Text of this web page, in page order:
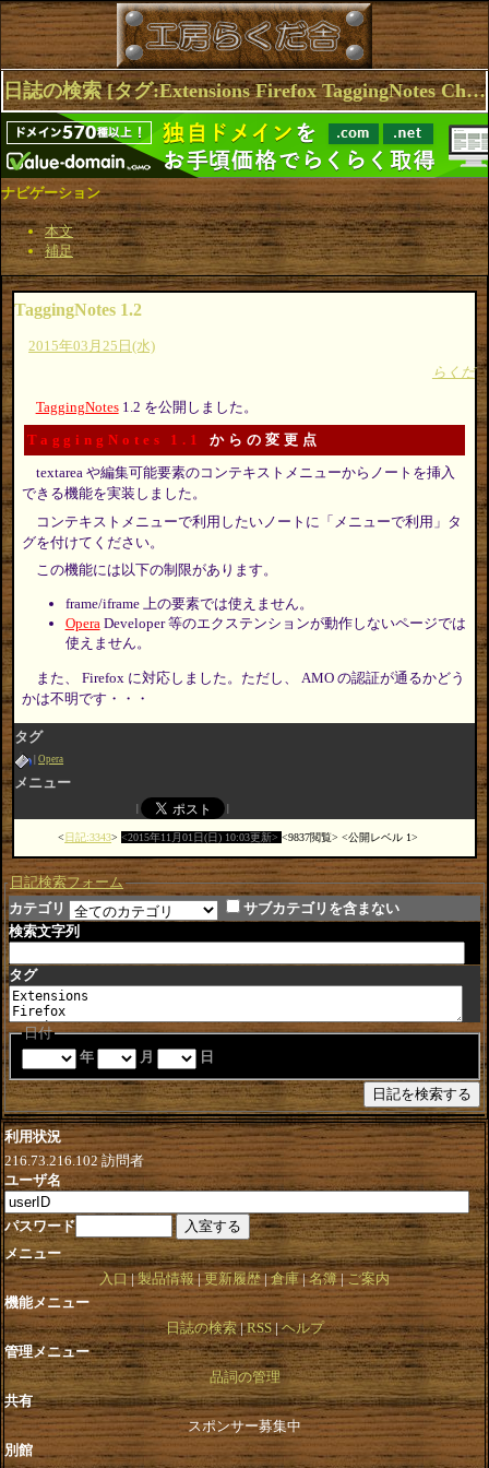
日誌の検索 [タグ:Extensions Firefox TaggingNotes Chrome Browser] 1～1(1件中)
ナビゲーション
本文
補足
TaggingNotes 1.2
2015年03月25日(水)
らくだ
TaggingNotes1.2 を公開しました。
TaggingNotes 1.1 からの変更点
textarea や編集可能要素のコンテキストメニューからノートを挿入
できる機能を実装しました。
コンテキストメニューで利用したいノートに「メニューで利用」タ
グを付けてください。
この機能には以下の制限があります。
frame/iframe 上の要素では使えません。
OperaDeveloper 等のエクステンションが動作しないページでは
使えません。
また、 Firefox に対応しました。ただし、 AMO の認証が通るかどう
かは不明です・・・
タグ
Opera
メニュー
日記:3343 2015年11月01日(日) 10:03更新 9837閲覧 公開レベル 1
日記検索フォーム
カテゴリ
サブカテゴリを含まない
検索文字列
タグ
日付
年
月 日
利用状況
216.73.216.102訪問者
ユーザ名
パスワード
メニュー
入口 製品情報 更新履歴 倉庫 名簿 ご案内
機能メニュー
日誌の検索 RSS ヘルプ
管理メニュー
品詞の管理
共有
スポンサー募集中
別館